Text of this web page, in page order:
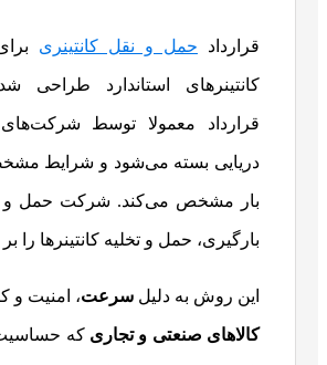
قرارداد حمل و نقل کانتینری
کانتینرهای استاندارد طراحی
قرارداد معمولا توسط
دریایی بسته می‌شود و شرایط
بار مشخص می‌کند. شرکت حمل‌ و
بارگیری، حمل و تخلیه کانتینرها را
این روش به دلیلسرعت، امنیت و
کالاهای صنعتی و تجاری که حساسیت